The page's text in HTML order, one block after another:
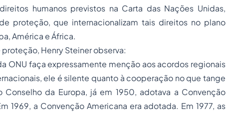
humanos previstos na Carta das Nações Unidas,
proteção, que internacionalizam tais direitos no plano
América e África.
Henry Steiner observa:
ONU faça expressamente menção aos acordos regionais
ele é silente quanto à cooperação no que tange
Conselho da Europa, já em 1950, adotava a Convenção
1969, a Convenção Americana era adotada. Em 1977, as